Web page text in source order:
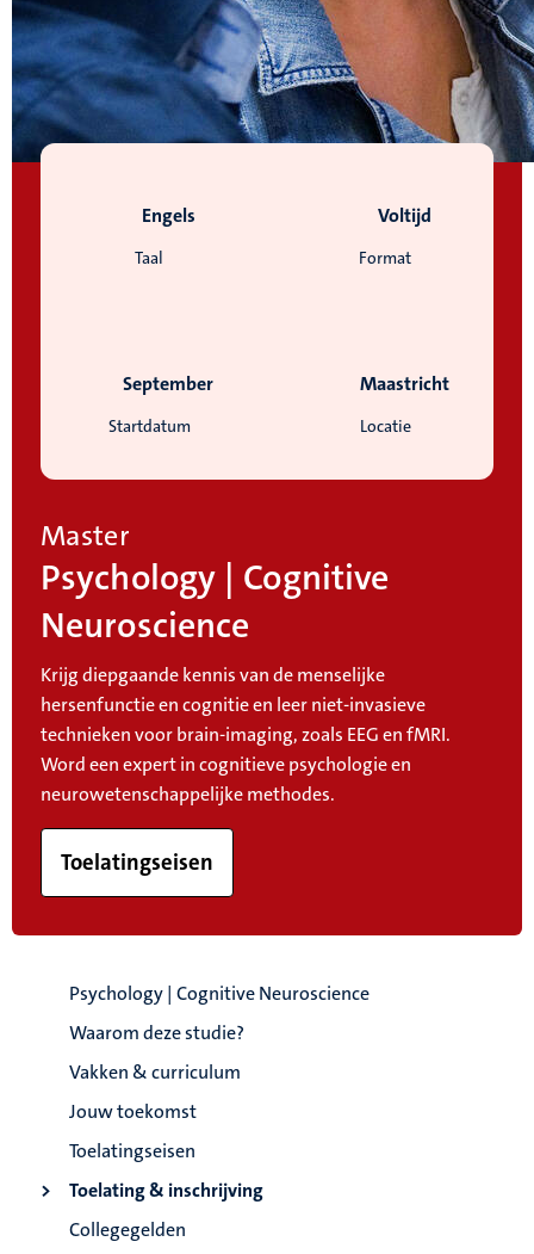
Taal
Engels
Format
Voltijd
Startdatum
September
Locatie
Maastricht
Master
Psychology | Cognitive
Neuroscience
Krijg diepgaande kennis van de menselijke
hersenfunctie en cognitie en leer niet-invasieve
technieken voor brain-imaging, zoals EEG en fMRI.
Word een expert in cognitieve psychologie en
neurowetenschappelijke methodes.
Toelatingseisen
Psychology | Cognitive Neuroscience
Waarom deze studie?
Vakken & curriculum
Jouw toekomst
Toelatingseisen
Toelating & inschrijving
Collegegelden